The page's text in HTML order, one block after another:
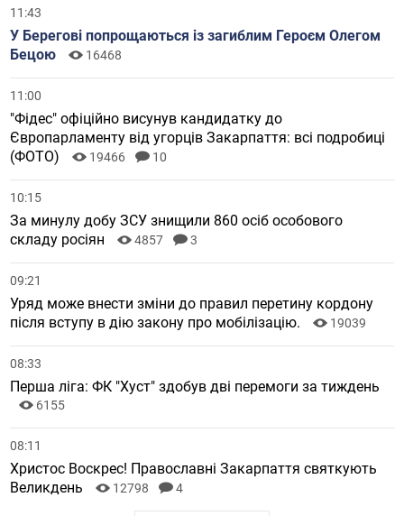
11:43
У Берегові попрощаються із загиблим Героєм Олегом
Бецою
16468
11:00
"Фідес" офіційно висунув кандидатку до
Європарламенту від угорців Закарпаття: всі подробиці
(ФОТО)
19466 10
10:15
За минулу добу ЗСУ знищили 860 осіб особового
складу росіян
4857 3
09:21
Уряд може внести зміни до правил перетину кордону
після вступу в дію закону про мобілізацію.
19039
08:33
Перша ліга: ФК "Хуст" здобув дві перемоги за тиждень
6155
08:11
Христос Воскрес! Православні Закарпаття святкують
Великдень
12798 4